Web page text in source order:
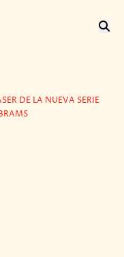
DE LA NUEVA SERIE